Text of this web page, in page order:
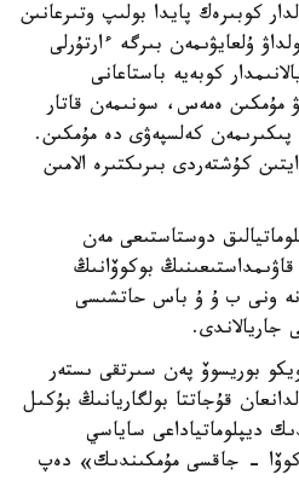
كوبىرەك پايدا بولىپ وتىرعانىن
ۇلعايۋىمەن بىرگە ءارتۇرلى
كوبەيە باستاعانى
مۇمكىن ەمەس، سونىمەن قاتار
پىكىرىمەن كەلسپەۋى دە مۇمكىن.
كۇشتەردى بىرىكتىرە الامىن
دوستاستىعى مەن
قاۋىمداستىعىنىڭ بوكوۆانىڭ
ونى ب ۇ ۇ باس حاتشىسى
جاريالاندى.
بوريسوۆ پەن سىرتقى ىستەر
قۇجاتتا بولگاريانىڭ بۇكىل
ديپلوماتياداعى ساياسي
- جاقسى مۇمكىندىك» دەپ